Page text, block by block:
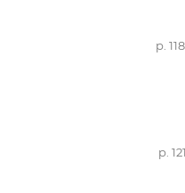
p.
p.